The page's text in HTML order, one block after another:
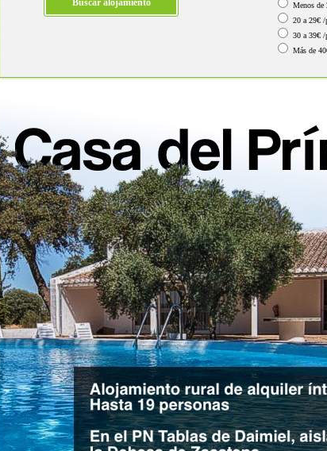
Menos de
20 a 29€ /
30 a 39€ /
Más de